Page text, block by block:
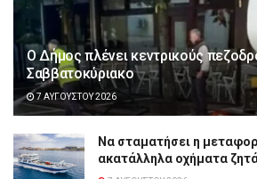
Ο Δήμος πλένει κεντρικούς
Σαββατοκύριακο
7 ΑΥΓΟΎΣΤΟΥ 2026
Να σταματήσει η
ακατάλληλα οχήματα